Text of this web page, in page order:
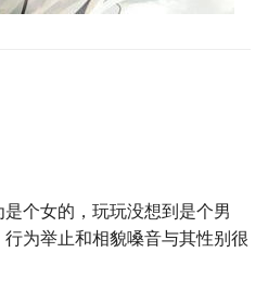
个女的，玩玩没想到是个男
为举止和相貌嗓音与其性别很